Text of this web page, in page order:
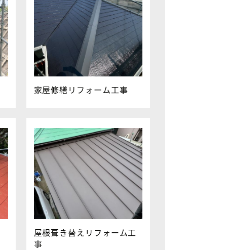
家屋修繕リフォーム工事
屋根葺き替えリフォーム工
事